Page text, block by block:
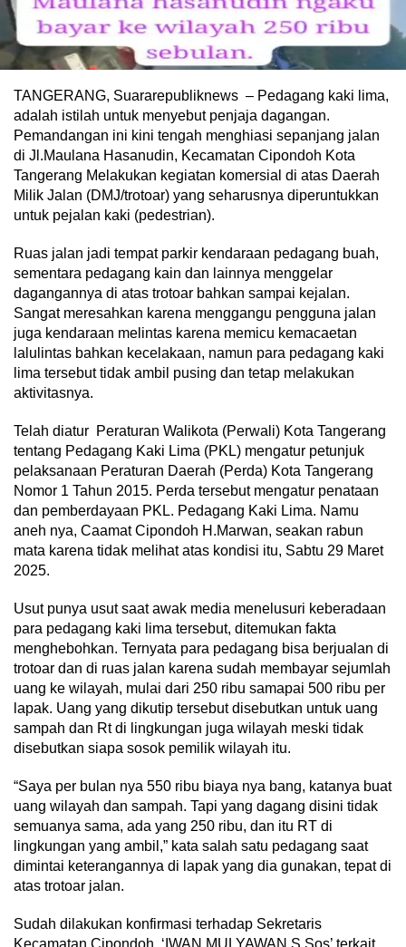
TANGERANG, Suararepubliknews – Pedagang kaki lima,
adalah istilah untuk menyebut penjaja dagangan.
Pemandangan ini kini tengah menghiasi sepanjang jalan
di Jl.Maulana Hasanudin, Kecamatan Cipondoh Kota
Tangerang Melakukan kegiatan komersial di atas Daerah
Milik Jalan (DMJ/trotoar) yang seharusnya diperuntukkan
untuk pejalan kaki (pedestrian).
Ruas jalan jadi tempat parkir kendaraan pedagang buah,
sementara pedagang kain dan lainnya menggelar
dagangannya di atas trotoar bahkan sampai kejalan.
Sangat meresahkan karena menggangu pengguna jalan
juga kendaraan melintas karena memicu kemacaetan
lalulintas bahkan kecelakaan, namun para pedagang kaki
lima tersebut tidak ambil pusing dan tetap melakukan
aktivitasnya.
Telah diatur Peraturan Walikota (Perwali) Kota Tangerang
tentang Pedagang Kaki Lima (PKL) mengatur petunjuk
pelaksanaan Peraturan Daerah (Perda) Kota Tangerang
Nomor 1 Tahun 2015. Perda tersebut mengatur penataan
dan pemberdayaan PKL. Pedagang Kaki Lima. Namu
aneh nya, Caamat Cipondoh H.Marwan, seakan rabun
mata karena tidak melihat atas kondisi itu, Sabtu 29 Maret
2025.
Usut punya usut saat awak media menelusuri keberadaan
para pedagang kaki lima tersebut, ditemukan fakta
menghebohkan. Ternyata para pedagang bisa berjualan di
trotoar dan di ruas jalan karena sudah membayar sejumlah
uang ke wilayah, mulai dari 250 ribu samapai 500 ribu per
lapak. Uang yang dikutip tersebut disebutkan untuk uang
sampah dan Rt di lingkungan juga wilayah meski tidak
disebutkan siapa sosok pemilik wilayah itu.
“Saya per bulan nya 550 ribu biaya nya bang, katanya buat
uang wilayah dan sampah. Tapi yang dagang disini tidak
semuanya sama, ada yang 250 ribu, dan itu RT di
lingkungan yang ambil,” kata salah satu pedagang saat
dimintai keterangannya di lapak yang dia gunakan, tepat di
atas trotoar jalan.
Sudah dilakukan konfirmasi terhadap Sekretaris
Kecamatan Cipondoh, ‘IWAN MULYAWAN,S.Sos’ terkait